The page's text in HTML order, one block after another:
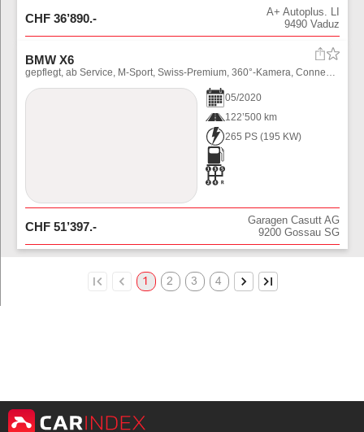
CHF 36’890.-
A+ Autoplus. LI
9490 Vaduz
BMW X6
gepflegt, ab Service, M-Sport, Swiss-Premium, 360°-Kamera, ConnectedProfessional, Displ-Schlüssel.
05/2020
122’500 km
265 PS (195 KW)
CHF 51’397.-
Garagen Casutt AG
9200 Gossau SG
1 2 3 4